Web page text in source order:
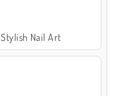
Stylish Nail Art